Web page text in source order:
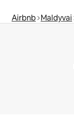
Airbnb Maldyvai